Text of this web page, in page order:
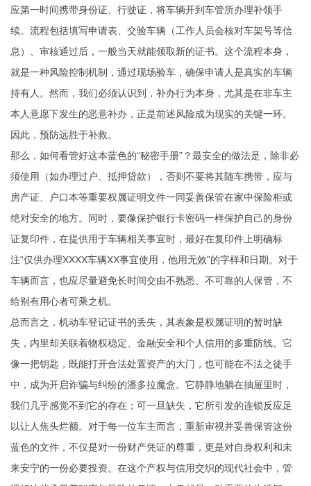
应第一时间携带身份证、行驶证，将车辆开到车管所办理补领手
续。流程包括填写申请表、交验车辆（工作人员会核对车架号等信
息）、审核通过后，一般当天就能领取新的证书。这个流程本身，
就是一种风险控制机制，通过现场验车，确保申请人是真实的车辆
持有人。然而，我们必须认识到，补办行为本身，尤其是在非车主
本人意愿下发生的恶意补办，正是前述风险成为现实的关键一环。
因此，预防远胜于补救。
那么，如何看管好这本蓝色的“秘密手册”？最安全的做法是，除非必
须使用（如办理过户、抵押贷款），否则不要将其随车携带，应与
房产证、户口本等重要权属证明文件一同妥善保管在家中保险柜或
绝对安全的地方。同时，要像保护银行卡密码一样保护自己的身份
证复印件，在提供用于车辆相关事宜时，最好在复印件上明确标
注“仅供办理XXXX车辆XX事宜使用，他用无效”的字样和日期。对于
车辆而言，也应尽量避免长时间交由不熟悉、不可靠的人保管，不
给别有用心者可乘之机。
总而言之，机动车登记证书的丢失，其表象是权属证明的暂时缺
失，内里却关联着物权稳定、金融安全和个人信用的多重防线。它
像一把钥匙，既能打开合法处置资产的大门，也可能在不法之徒手
中，成为开启诈骗与纠纷的潘多拉魔盒。它静静地躺在抽屉里时，
我们几乎感觉不到它的存在；可一旦缺失，它所引发的连锁反应足
以让人焦头烂额。对于每一位车主而言，重新审视并妥善保管这份
蓝色的文件，不仅是对一份财产凭证的尊重，更是对自身权利和未
来安宁的一份必要投资。在这个产权与信用交织的现代社会中，管